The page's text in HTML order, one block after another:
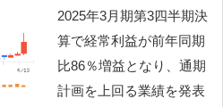
2025年3月期第3四半期決
算で経常利益が前年同期
比86％増益となり、通期
計画を上回る業績を発表